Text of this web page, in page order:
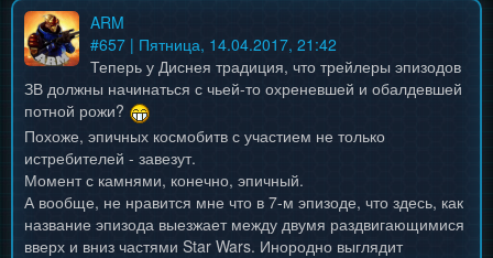
ARM
#657 | Пятница, 14.04.2017, 21:42
Теперь у Диснея традиция, что трейлеры эпизодов
ЗВ должны начинаться с чьей-то охреневшей и обалдевшей
потной рожи?
Похоже, эпичных космобитв с участием не только
истребителей - завезут.
Момент с камнями, конечно, эпичный.
А вообще, не нравится мне что в 7-м эпизоде, что здесь, как
название эпизода выезжает между двумя раздвигающимися
вверх и вниз частями Star Wars. Инородно выглядит